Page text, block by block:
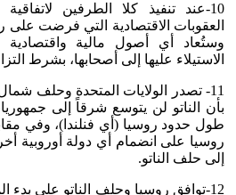
10-عند تنفيذ كلا الطرفين
العقوبات الاقتصادية التي فرضت على
وستُعاد أي أصول مالية
الاستيلاء عليها إلى أصحابها، بشرط
11- تصدر الولايات المتحدة وحلف
بأن الناتو لن يتوسع شرقاً إلى
طول حدود روسيا (أي فنلندا)، وفي
روسيا على انضمام أي دولة أوروبية
إلى حلف الناتو.
12-توافق روسيا وحلف الناتو على بدء